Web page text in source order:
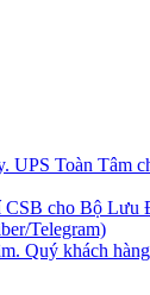
Toàn Tâm
cho Bộ Lưu
Telegram)
Quý khách